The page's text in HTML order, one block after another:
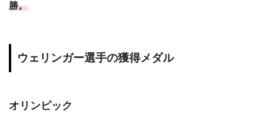
勝。
ウェリンガー選手の獲得メダル
オリンピック